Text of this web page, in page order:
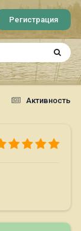
Регистрация
Активность